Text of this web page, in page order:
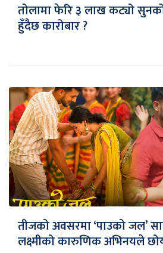
तोलामा फेरि ३ लाख कट्यो
हुँदैछ कारोबार ?
तीजको अवसरमा ‘पाउको जल’
लक्ष्मीको कारुणिक अभिनयले